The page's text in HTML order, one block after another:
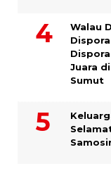
Walau
Juara
Sumut